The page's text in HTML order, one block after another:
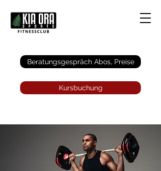
Beratungsgespräch Abos, Preise
Kursbuchung